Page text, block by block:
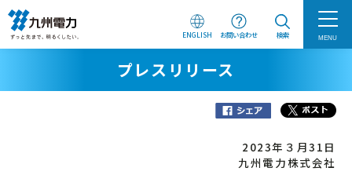
ENGLISH お問い合わせ 検索 MENU
プレスリリース
2023年３月31日
九州電力株式会社